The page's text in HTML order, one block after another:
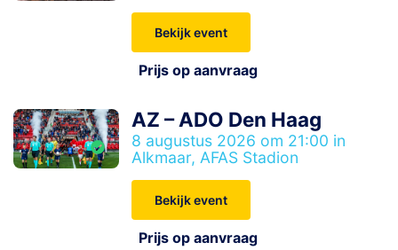
Bekijk event
Prijs op aanvraag
AZ – ADO Den Haag
8 augustus 2026 om 21:00 in
Alkmaar, AFAS Stadion
Bekijk event
Prijs op aanvraag